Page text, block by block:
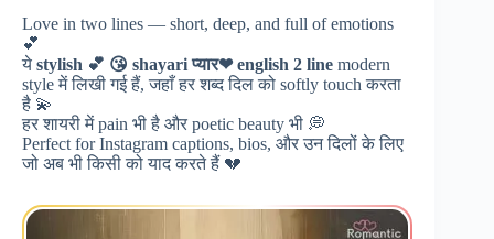
Love in two lines — short, deep, and full of emotions
💕
ये stylish 💕 😘 shayari प्यार❤ english 2 line modern
style में लिखी गई हैं, जहाँ हर शब्द दिल को softly touch करता
है 💫
हर शायरी में pain भी है और poetic beauty भी 💭
Perfect for Instagram captions, bios, और उन दिलों के लिए
जो अब भी किसी को याद करते हैं 💔